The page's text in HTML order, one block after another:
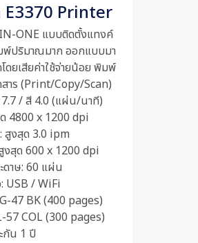
Printer
ONE แบบติดตั้งแทงค์
พ์ปริมาณมาก ออกแบบมา
ยเสียค่าใช้จ่ายน้อย พิมพ์
สาร (Print/Copy/Scan)
/ สี 4.0 (แผ่น/นาที)
4800 x 1200 dpi
สูงสุด 3.0 ipm
สุด 600 x 1200 dpi
ดาษ: 60 แผ่น
USB / WiFi
47 BK (400 pages)
COL (300 pages)
กัน 1 ปี